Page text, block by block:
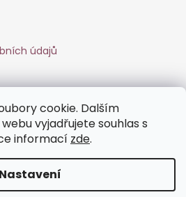
cookie. Dalším
vyjadřujete souhlas s
informací zde.
Nastavení
údajů
platby